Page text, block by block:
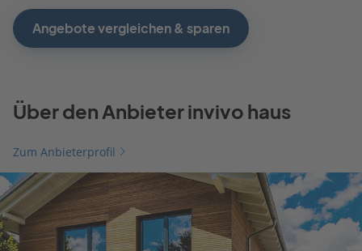
Angebote vergleichen & sparen
Über den Anbieter invivo haus
Zum Anbieterprofil